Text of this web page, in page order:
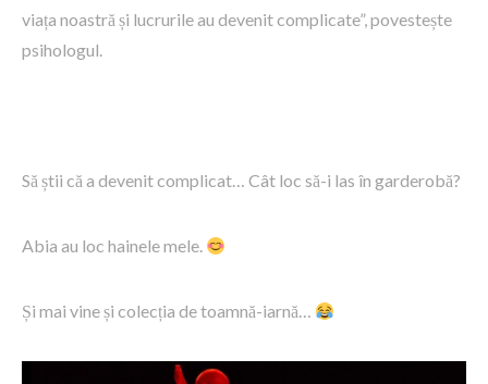
viața noastră și lucrurile au devenit complicate”, povestește
psihologul.
Să știi că a devenit complicat… Cât loc să-i las în garderobă?
Abia au loc hainele mele.
Și mai vine și colecția de toamnă-iarnă…